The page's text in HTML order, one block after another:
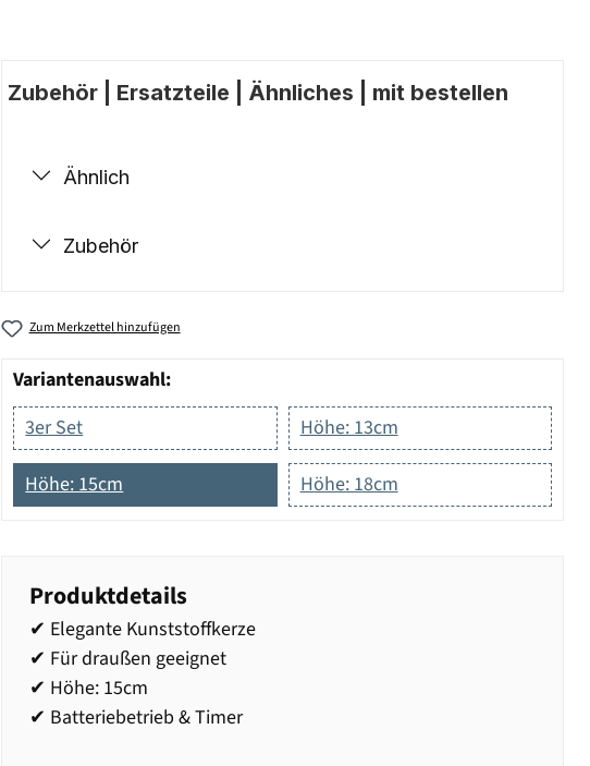
Zubehör | Ersatzteile | Ähnliches | mit bestellen
Ähnlich
Zubehör
Zum Merkzettel hinzufügen
Variantenauswahl:
3er Set
Höhe: 13cm
Höhe: 15cm Höhe: 18cm
Produktdetails
✔ Elegante Kunststoffkerze
✔ Für draußen geeignet
✔ Höhe: 15cm
✔ Batteriebetrieb & Timer